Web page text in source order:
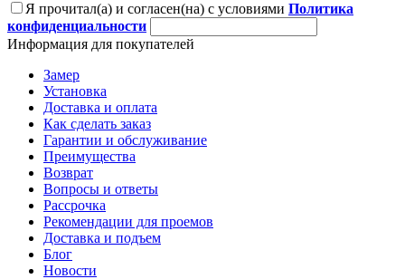
Я прочитал(а) и согласен(на) с условиями Политика
конфиденциальности
Информация для покупателей
Замер
Установка
Доставка и оплата
Как сделать заказ
Гарантии и обслуживание
Преимущества
Возврат
Вопросы и ответы
Рассрочка
Рекомендации для проемов
Доставка и подъем
Блог
Новости